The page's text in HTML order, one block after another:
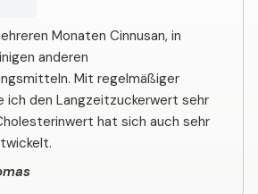
Monaten Cinnusan, in
anderen
Mit regelmäßiger
ich den Langzeitzuckerwert sehr
hat sich auch sehr